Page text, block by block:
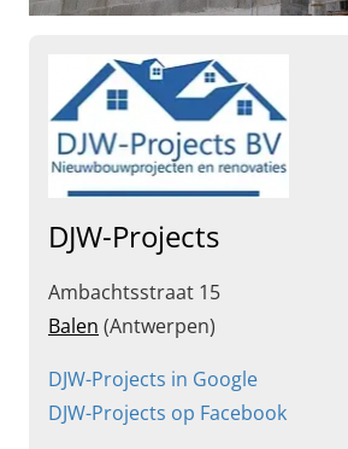
DJW-Projects
Ambachtsstraat 15
Balen (Antwerpen)
DJW-Projects in Google
DJW-Projects op Facebook